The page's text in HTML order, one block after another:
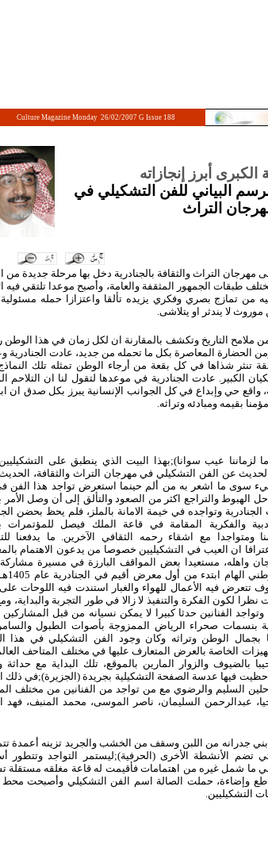
Culture Magazine Monday 26/02/2007 G Issue 188
الكبرى أبرز إنجازاته
البياني للفن التشكيلي في
التراث
التراث والثقافة بالجنادرية دخل بها مرحلة جديدة من
طبقات الجمهور المثقفة والعامة، وأصبح موعدا تلتقي فيه
من تمازج بصري وفكري يزيده تألقا واعتزازا حمله
موروث لا يندثر او يتلاشى.
من ملامح التاريخ وتكشف بالمقارنة ان لكل زمان في هذا الوطن
الحضارة المعاصرة بكل ما تحمله من جديد، عادت الجنادرية
تنثر شذاها في كل بقعة من أرجاء الوطن تمثله تلك
الكبير. عادت الجنادرية في موعدها لتقول لنا ان التلاحم
واقع حي وإبداع في كل الجوانب الإنسانية يبرز بكل صدق ان
بقيمه ومبادئه وتراثه.
لزماننا عيب سوانا);بهذا البيت الذي ينطبق على
عن الفن التشكيلي في مهرجان التراث والثقافة،
سوى ما اشعر به من ألم حينما استعرض تواجد هذا الفن
الهبوط والتراجع اكثر من الصعود والتألق إلى أن وصل الأمر
وتواجده في خيمة الامانة بالملز، فلم يحظ بحضن
والفكرية المقامة في قاعة الملك فيصل للمؤتمرات
ومتواجدا مع اشقاء رحمه الثقافي الآخرين. ما يدفعنا
ان العيب في التشكيليين خصوصا من يدعون الاهتمام
واهله، مستعيدا بعض المواقف البارزة في مسيرة
التشكيلي بهذا
فيه الأعمال للهواء والغبار استندت فيه اللوحات على
لكون الفكرة والتنفيذ لا زالا في طور التجربة والبداية،
الفنانين حدثا كبيرا لا يمكن نسيانه من قبل المشاركين
بنسمات صحراء الرياض الممزوجة بأصوات الطبول
بجمال الوطن وتراثه وكان وجود الفن التشكيلي في هذا
الخاصة بالعرض المتعارف عليها في مختلف المتاحف
بالضيوف والزوار المارين بالموقع، تلك البداية مع حداثة
فيها عدسة الصفحة التشكيلية بجريدة (الجزيرة);في ذلك
السليم والرضوي مع من تواجد من الفنانين من مختلف
عبدالرحمن السليمان، ناصر الموسى، محمد المنبف، فهد
جدرانه من اللبن وسقف من الخشب والجريد تزينه أعمدة
تضم الأنشطة الأخرى (الحرفية);ليستمر التواجد وتتطور
ما شمل غيره من اهتمامات فأقيمت له قاعة مغلقه مستقلة
وإضاءة، حملت الصالة اسم الفن التشكيلي وأصبحت محط
التشكيليين.